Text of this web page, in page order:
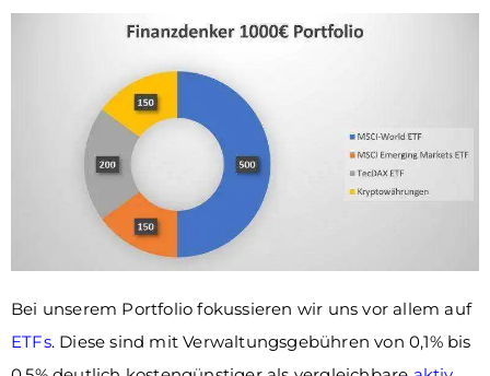
Bei unserem Portfolio fokussieren wir uns vor allem auf
ETFs. Diese sind mit Verwaltungsgebühren von 0,1% bis